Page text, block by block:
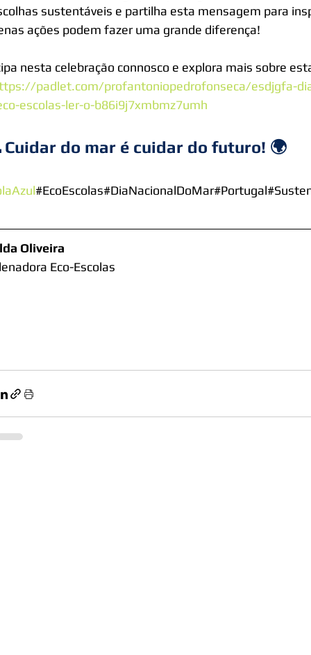
sustentáveis e partilha esta mensagem para
ações podem fazer uma grande diferença!
nesta celebração connosco e explora mais sobre
padlet.com/profantoniopedrofonseca/esdjgfa-
escolas-ler-o-b86i9j7xmbmz7umh
Cuidar do mar é cuidar do futuro! 🌍
Oliveira
Eco-Escolas